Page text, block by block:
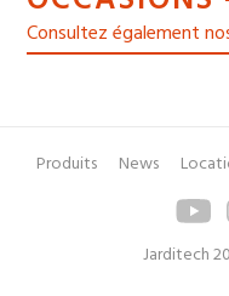
Consultez également
Pied
Menu
navigation
Produits News
Jarditech